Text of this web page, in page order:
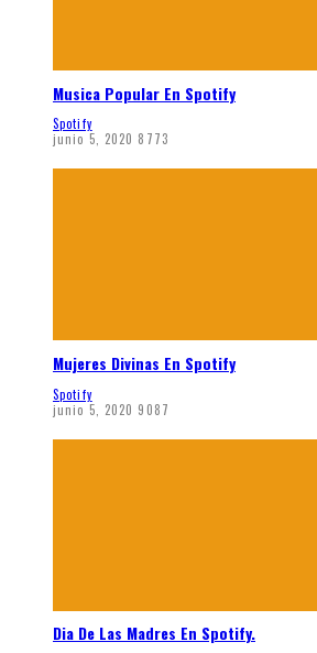
Musica Popular En Spotify
Spotify
junio 5, 2020 8773
Mujeres Divinas En Spotify
Spotify
junio 5, 2020 9087
Dia De Las Madres En Spotify.